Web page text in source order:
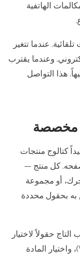
الهاتفية
عندما تتغير
وعندما يقترب
هذا التواصل
مخصصة
كتالوج منتجات
كل منتج —
أو مجموعة
بحقول محددة
حقولاً لاختيار
اللون (Vita Classical، Vita 3D-Master)، واختيار المادة